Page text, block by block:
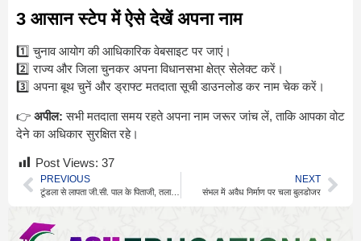
3 आसान स्टेप में ऐसे देखें अपना नाम
1️⃣ चुनाव आयोग की आधिकारिक वेबसाइट पर जाएं।
2️⃣ राज्य और जिला चुनकर अपना विधानसभा क्षेत्र सेलेक्ट करें।
3️⃣ अपना बूथ चुनें और ड्राफ्ट मतदाता सूची डाउनलोड कर नाम चेक करें।
👉 अपील: सभी मतदाता समय रहते अपना नाम जरूर जांच लें, ताकि आपका वोट
देने का अधिकार सुरक्षित रहे।
Post Views: 37
PREVIOUS
टूंडला से लापता जी.सी. पाल के पिताजी, तलाश जारी
NEXT
संभल में अवैध निर्माण पर चला बुलडोजर